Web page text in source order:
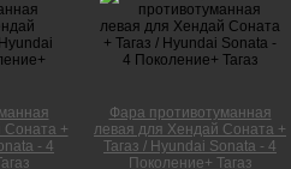
Соната +
- 4
Фара противотуманная
левая для Хендай Соната +
Тагаз / Hyundai Sonata - 4
Поколение+ Тагаз